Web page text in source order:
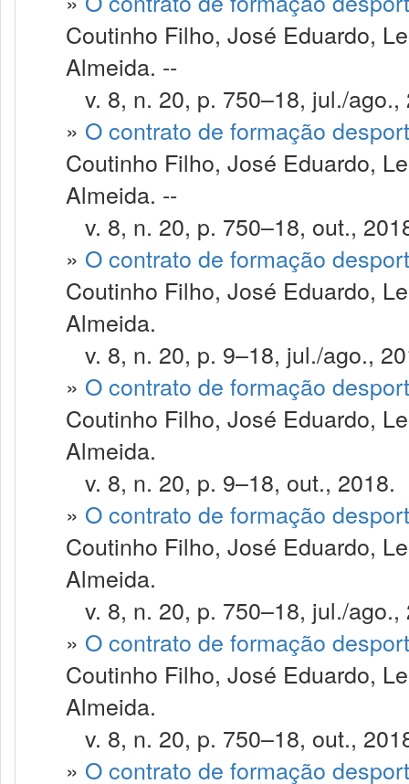
Coutinho Filho, José Eduardo,
Almeida. --
v. 8, n. 20, p. 750–18, jul./ago.,
» O contrato de formação
Coutinho Filho, José Eduardo,
Almeida. --
v. 8, n. 20, p. 750–18, out.,
» O contrato de formação
Coutinho Filho, José Eduardo,
Almeida.
v. 8, n. 20, p. 9–18, jul./ago.,
» O contrato de formação
Coutinho Filho, José Eduardo,
Almeida.
v. 8, n. 20, p. 9–18, out., 2018.
» O contrato de formação
Coutinho Filho, José Eduardo,
Almeida.
v. 8, n. 20, p. 750–18, jul./ago.,
» O contrato de formação
Coutinho Filho, José Eduardo,
Almeida.
v. 8, n. 20, p. 750–18, out.,
» O contrato de formação